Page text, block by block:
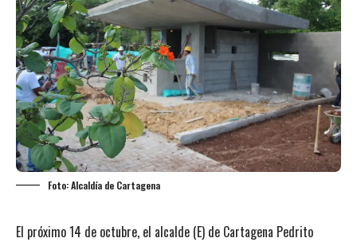
Foto: Alcaldía de Cartagena
El próximo 14 de octubre, el alcalde (E) de Cartagena Pedrito